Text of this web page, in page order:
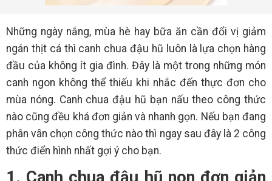
Những ngày nắng, mùa hè hay bữa ăn cần đổi vị giảm
ngán thịt cá thì canh chua đậu hũ luôn là lựa chọn hàng
đầu của không ít gia đình. Đây là một trong những món
canh ngon không thể thiếu khi nhắc đến thực đơn cho
mùa nóng. Canh chua đậu hũ bạn nấu theo công thức
nào cũng đều khá đơn giản và nhanh gọn. Nếu bạn đang
phân vân chọn công thức nào thì ngay sau đây là 2 công
thức điển hình nhất gợi ý cho bạn.